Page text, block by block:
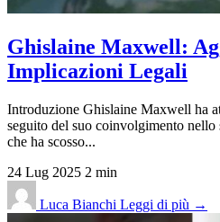
Ghislaine Maxwell:
Implicazioni Legali
Introduzione Ghislaine Maxwell ha
seguito del suo coinvolgimento nello
che ha scosso...
24 Lug 2025 2 min
Luca Bianchi Leggi di più →